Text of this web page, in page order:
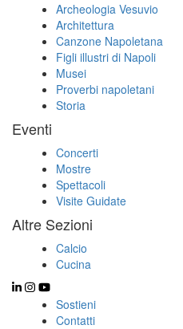
Archeologia Vesuvio
Architettura
Canzone Napoletana
Figli illustri di Napoli
Musei
Proverbi napoletani
Storia
Eventi
Concerti
Mostre
Spettacoli
Visite Guidate
Altre Sezioni
Calcio
Cucina
Sostieni
Contatti